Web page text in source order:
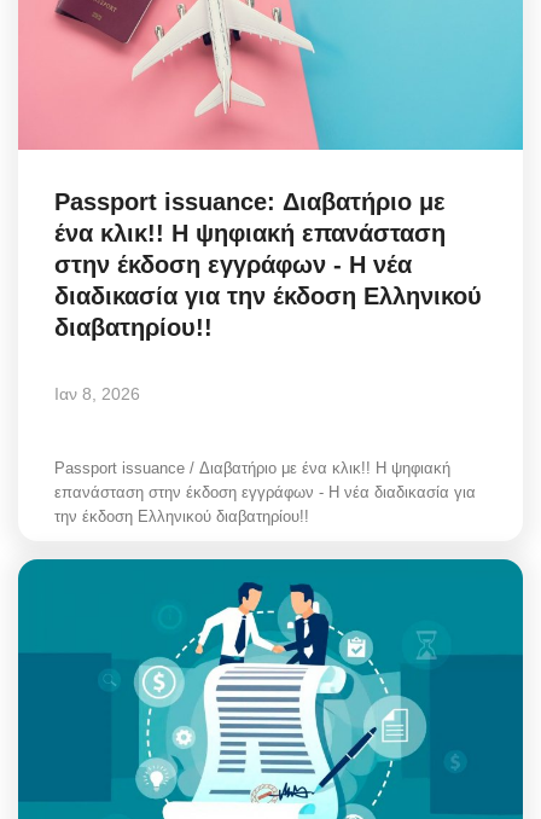
Passport issuance: Διαβατήριο με
ένα κλικ!! Η ψηφιακή επανάσταση
στην έκδοση εγγράφων - Η νέα
διαδικασία για την έκδοση Ελληνικού
διαβατηρίου!!
Ιαν 8, 2026
Passport issuance / Διαβατήριο με ένα κλικ!! Η ψηφιακή
επανάσταση στην έκδοση εγγράφων - Η νέα διαδικασία για
την έκδοση Ελληνικού διαβατηρίου!!